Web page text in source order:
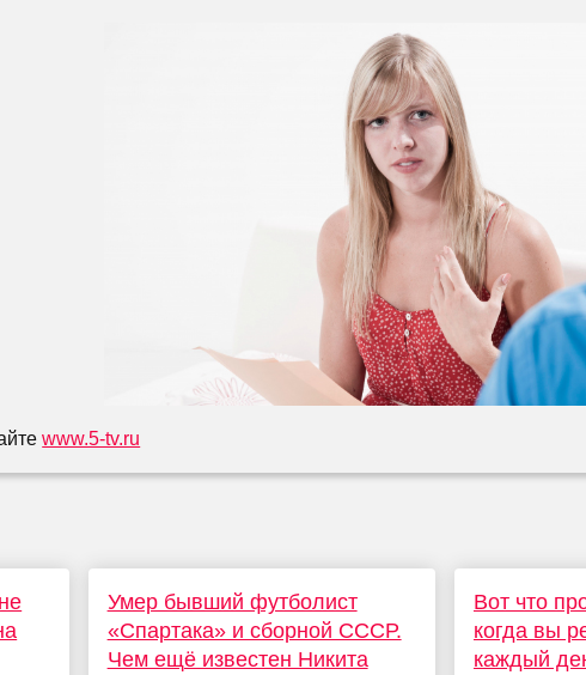
www.5-tv.ru
Умер бывший футболист
«Спартака» и сборной СССР.
Чем ещё известен Никита
Вот что
когда вы
каждый